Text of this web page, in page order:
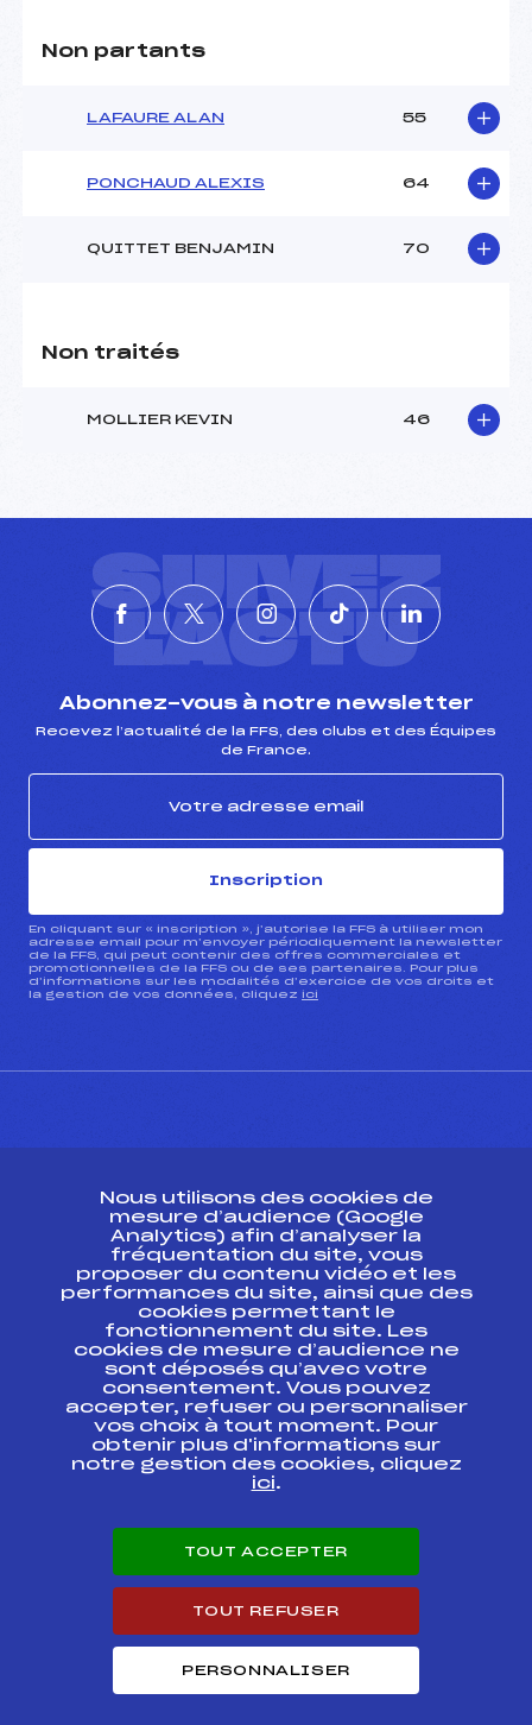
Non partants
LAFAURE ALAN 55
PONCHAUD ALEXIS 64
QUITTET BENJAMIN 70
Non traités
MOLLIER KEVIN 46
SUIVEZ
L'ACTU
Abonnez-vous à notre newsletter
Recevez l’actualité de la FFS, des clubs et des Équipes
de France.
Inscription
En cliquant sur « inscription », j’autorise la FFS à utiliser mon
adresse email pour m’envoyer périodiquement la newsletter
de la FFS, qui peut contenir des offres commerciales et
promotionnelles de la FFS ou de ses partenaires. Pour plus
d’informations sur les modalités d’exercice de vos droits et
la gestion de vos données, cliquez ici
Ressources
Pass’Neige
Projet sportif fédéral
Projet de performance fédéral
Antidopage
Pôle Développement, Formation, Suivi
Scientifique
Listes ministérielles
Pôle vie de l’athlète
Enseignement professionnel
Carrières
Nous utilisons des cookies de
mesure d’audience (Google
Analytics) afin d’analyser la
fréquentation du site, vous
proposer du contenu vidéo et les
performances du site, ainsi que des
cookies permettant le
fonctionnement du site. Les
cookies de mesure d’audience ne
sont déposés qu’avec votre
consentement. Vous pouvez
accepter, refuser ou personnaliser
vos choix à tout moment. Pour
obtenir plus d'informations sur
notre gestion des cookies, cliquez
ici.
TOUT ACCEPTER
TOUT REFUSER
PERSONNALISER